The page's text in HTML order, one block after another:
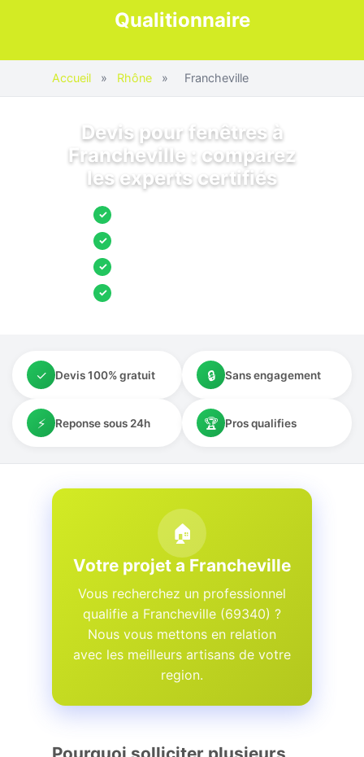
Qualitionnaire
Accueil » Rhône » Francheville
Devis pour fenêtres à
Francheville : comparez
les experts certifiés
✓
✓
✓
✓
✓ Devis 100% gratuit 🔒 Sans engagement
⚡ Reponse sous 24h 🏆 Pros qualifies
🏠
Votre projet a Francheville
Vous recherchez un professionnel
qualifie a Francheville (69340) ?
Nous vous mettons en relation
avec les meilleurs artisans de votre
region.